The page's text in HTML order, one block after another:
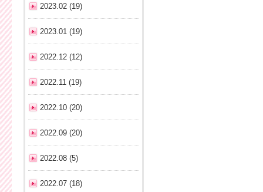
2023.02 (19)
2023.01 (19)
2022.12 (12)
2022.11 (19)
2022.10 (20)
2022.09 (20)
2022.08 (5)
2022.07 (18)